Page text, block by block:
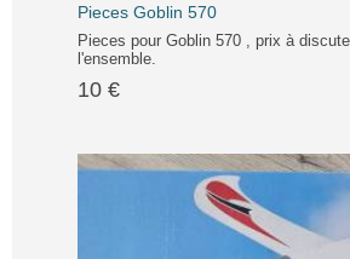
Pieces Goblin 570
Pieces pour Goblin 570 , prix à
l'ensemble.
10 €